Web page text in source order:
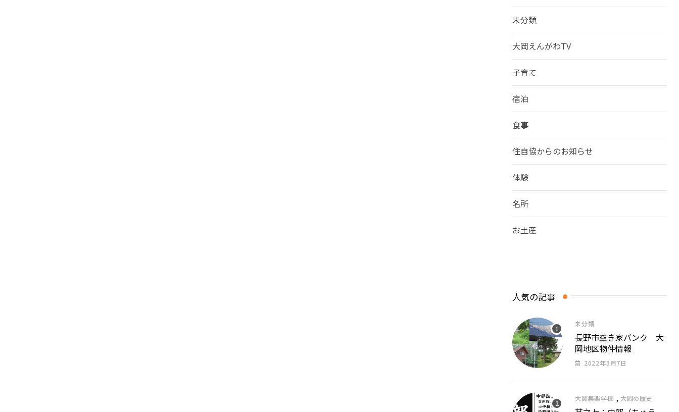
未分類
大岡えんがわTV
子育て
宿泊
食事
住自協からのお知らせ
体験
名所
お土産
人気の記事
未分類
長野市空き家バンク 大
岡地区物件情報
2022年3月7日
大岡集楽学校 , 大岡の歴史